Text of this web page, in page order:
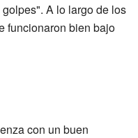
A lo largo de los
funcionaron bien bajo
con un buen